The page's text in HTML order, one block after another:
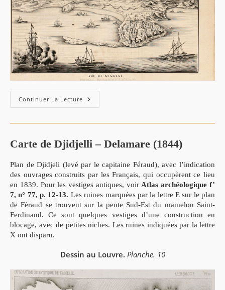
Continuer La Lecture Vue
De
Carte de Djidjelli – Delamare (1844)
Plan de Djidjeli (levé par le capitaine Féraud), avec l’indication
des ouvrages construits par les Français, qui occupèrent ce lieu
en 1839. Pour les vestiges antiques, voirAtlas archéologique f’
7, n° 77, p. 12-13. Les ruines marquées par la lettre E sur le plan
de Féraud se trouvent sur la pente Sud-Est du mamelon Saint-
Ferdinand. Ce sont quelques vestiges d’une construction en
blocage, avec de petites niches. Les ruines indiquées par la lettre
X ont disparu.
Dessin au Louvre. Planche. 10